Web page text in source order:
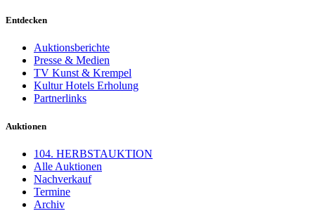
Entdecken
Auktionsberichte
Presse & Medien
TV Kunst & Krempel
Kultur Hotels Erholung
Partnerlinks
Auktionen
104. HERBSTAUKTION
Alle Auktionen
Nachverkauf
Termine
Archiv